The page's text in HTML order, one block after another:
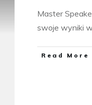
Master
swoje wyniki
​Read More